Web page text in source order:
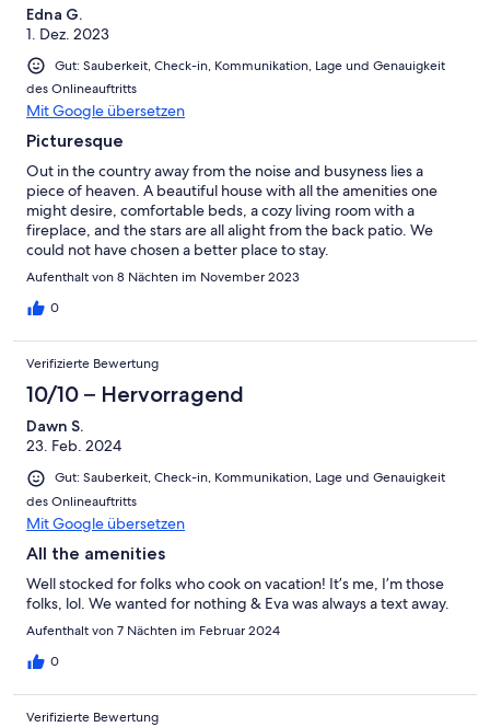
Edna G.
1. Dez. 2023
Gut: Sauberkeit, Check-in, Kommunikation, Lage und Genauigkeit
des Onlineauftritts
Mit Google übersetzen
Picturesque
Out in the country away from the noise and busyness lies a
piece of heaven. A beautiful house with all the amenities one
might desire, comfortable beds, a cozy living room with a
fireplace, and the stars are all alight from the back patio. We
could not have chosen a better place to stay.
Aufenthalt von 8 Nächten im November 2023
0
Verifizierte Bewertung
10/10 – Hervorragend
Dawn S.
23. Feb. 2024
Gut: Sauberkeit, Check-in, Kommunikation, Lage und Genauigkeit
des Onlineauftritts
Mit Google übersetzen
All the amenities
Well stocked for folks who cook on vacation! It’s me, I’m those
folks, lol. We wanted for nothing & Eva was always a text away.
Aufenthalt von 7 Nächten im Februar 2024
0
Verifizierte Bewertung